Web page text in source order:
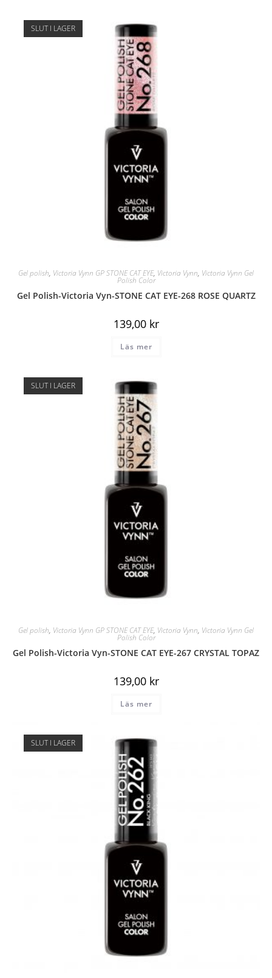
SLUT I LAGER
Gel polish, Victoria Vynn GP STONE CAT EYE, Victoria Vynn, Victoria Vynn Gel
Polish Color
Gel Polish-Victoria Vyn-STONE CAT EYE-268 ROSE QUARTZ
139,00 kr
Läs mer
SLUT I LAGER
Gel polish, Victoria Vynn GP STONE CAT EYE, Victoria Vynn, Victoria Vynn Gel
Polish Color
Gel Polish-Victoria Vyn-STONE CAT EYE-267 CRYSTAL TOPAZ
139,00 kr
Läs mer
SLUT I LAGER